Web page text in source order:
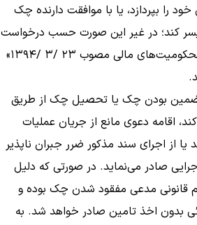
را بپردازد، یا با موافقت دارنده چک
کند؛ در غیر این صورت حسب درخواست
دارنده، اجرای احکام دادگستری، اجرائیه را طبق «قانون نحوه اجرای محکومیت‌های مالی مصوب ۲۳ /۳ /۱۳۹۴»
تضمین بودن چک یا تحصیل چک از طریق
اقامه دعوی مانع از جریان عملیات
از اجرای سند مذکور ضرر جبران ناپذیر
صادر می‌نماید. در صورتی که دلیل
قانونی مدعی مفقود شدن چک بوده و
بدون اخذ تامین صادر خواهد شد. به